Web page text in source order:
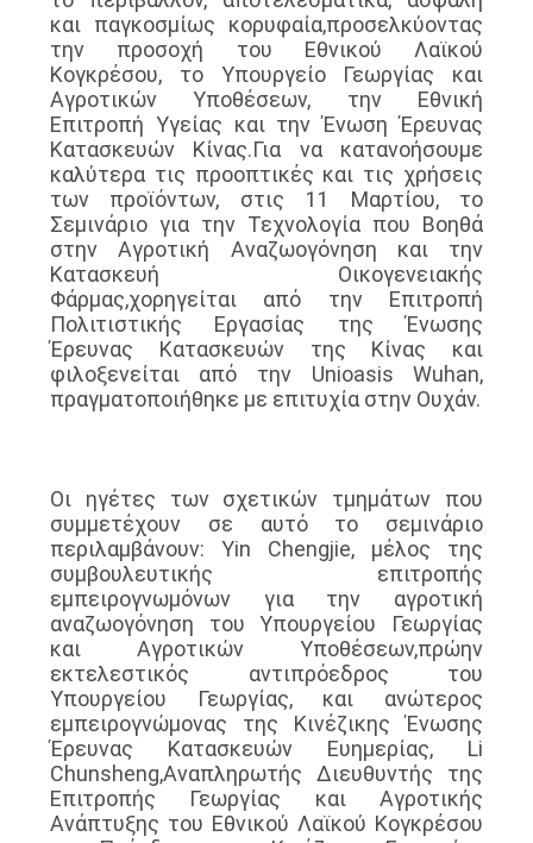
και παγκοσμίως κορυφαία,προσελκύοντας
την προσοχή του Εθνικού Λαϊκού
Κογκρέσου, το Υπουργείο Γεωργίας και
Αγροτικών Υποθέσεων, την Εθνική
Επιτροπή Υγείας και την Ένωση Έρευνας
Κατασκευών Κίνας.Για να κατανοήσουμε
καλύτερα τις προοπτικές και τις χρήσεις
των προϊόντων, στις 11 Μαρτίου, το
Σεμινάριο για την Τεχνολογία που Βοηθά
στην Αγροτική Αναζωογόνηση και την
Κατασκευή Οικογενειακής
Φάρμας,χορηγείται από την Επιτροπή
Πολιτιστικής Εργασίας της Ένωσης
Έρευνας Κατασκευών της Κίνας και
φιλοξενείται από την Unioasis Wuhan,
πραγματοποιήθηκε με επιτυχία στην Ουχάν.
Οι ηγέτες των σχετικών τμημάτων που
συμμετέχουν σε αυτό το σεμινάριο
περιλαμβάνουν: Yin Chengjie, μέλος της
συμβουλευτικής επιτροπής
εμπειρογνωμόνων για την αγροτική
αναζωογόνηση του Υπουργείου Γεωργίας
και Αγροτικών Υποθέσεων,πρώην
εκτελεστικός αντιπρόεδρος του
Υπουργείου Γεωργίας, και ανώτερος
εμπειρογνώμονας της Κινέζικης Ένωσης
Έρευνας Κατασκευών Ευημερίας, Li
Chunsheng,Αναπληρωτής Διευθυντής της
Επιτροπής Γεωργίας και Αγροτικής
Ανάπτυξης του Εθνικού Λαϊκού Κογκρέσου